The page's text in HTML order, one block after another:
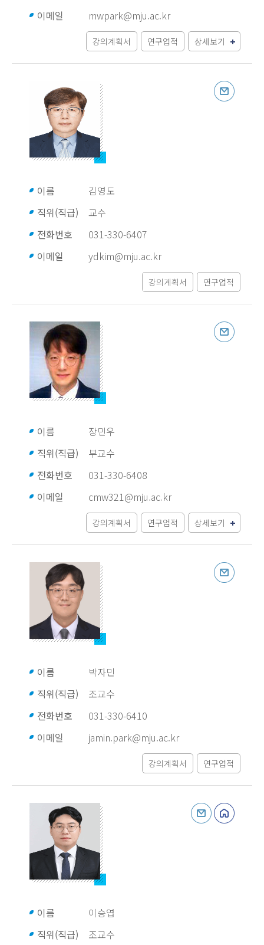
이메일
mwpark@mju.ac.kr
강의계획서 연구업적 상세보기
이름
김영도
직위(직급)
교수
전화번호
031-330-6407
이메일
ydkim@mju.ac.kr
강의계획서 연구업적
이름
장민우
직위(직급)
부교수
전화번호
031-330-6408
이메일
cmw321@mju.ac.kr
강의계획서 연구업적 상세보기
이름
박자민
직위(직급)
조교수
전화번호
031-330-6410
이메일
jamin.park@mju.ac.kr
강의계획서 연구업적
이름
이승엽
직위(직급)
조교수